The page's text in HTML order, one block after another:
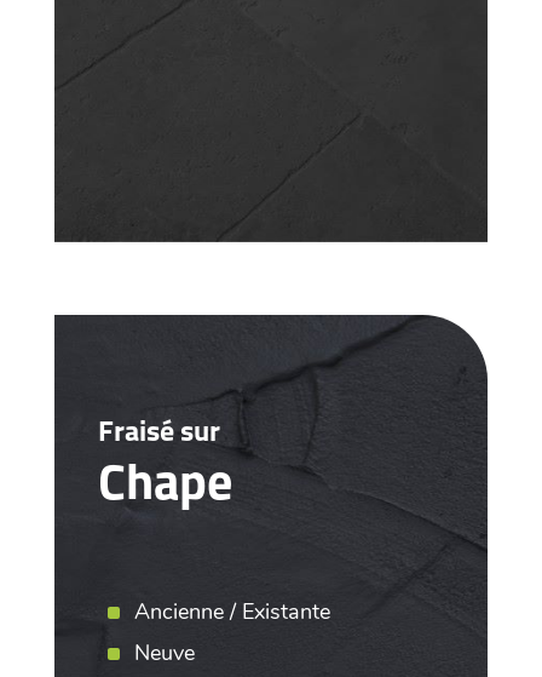
Fraisé sur
Chape
Ancienne / Existante
Neuve